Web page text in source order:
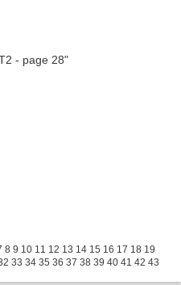
8 9 10 11 12 13 14 15 16 17 18 19
33 34 35 36 37 38 39 40 41 42 43